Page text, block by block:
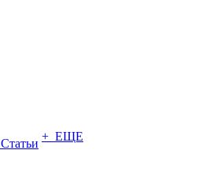
Статьи
+ ЕЩЕ